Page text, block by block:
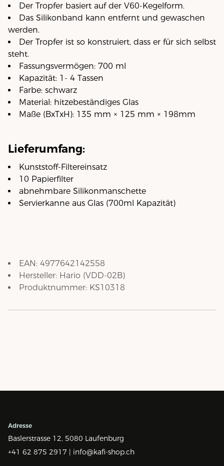
Der Tropfer basiert auf der V60-Kegelform.
Das Silikonband kann entfernt und gewaschen
werden.
Der Tropfer ist so konstruiert, dass er für sich selbst
steht.
Fassungsvermögen: 700 ml
Kapazität: 1- 4 Tassen
Farbe: schwarz
Material: hitzebeständiges Glas
Maße (BxTxH): 135 mm × 125 mm × 198mm
Lieferumfang:
Kunststoff-Filtereinsatz
10 Papierfilter
abnehmbare Silikonmanschette
Servierkanne aus Glas (700ml Kapazität)
EAN: 4977642142558
Hersteller: Hario (VDD-02B)
Produktnummer: KS10318
Adresse
Baslerstrasse 12, 5080 Laufenburg
+41 62 875 2917 | info@kafi-shop.ch